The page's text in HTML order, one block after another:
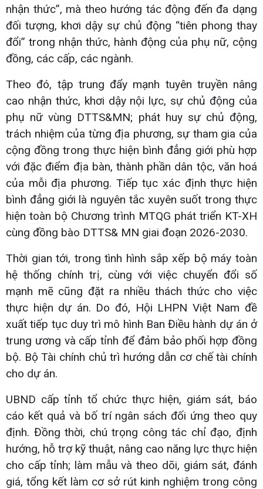
nhận thức”, mà theo hướng tác động đến đa dạng
đối tượng, khơi dậy sự chủ động “tiên phong thay
đổi” trong nhận thức, hành động của phụ nữ, cộng
đồng, các cấp, các ngành.
Theo đó, tập trung đẩy mạnh tuyên truyền nâng
cao nhận thức, khơi dậy nội lực, sự chủ động của
phụ nữ vùng DTTS&MN; phát huy sự chủ động,
trách nhiệm của từng địa phương, sự tham gia của
cộng đồng trong thực hiện bình đẳng giới phù hợp
với đặc điểm địa bàn, thành phần dân tộc, văn hoá
của mỗi địa phương. Tiếp tục xác định thực hiện
bình đẳng giới là nguyên tắc xuyên suốt trong thực
hiện toàn bộ Chương trình MTQG phát triển KT-XH
cùng đồng bào DTTS& MN giai đoạn 2026-2030.
Thời gian tới, trong tình hình sắp xếp bộ máy toàn
hệ thống chính trị, cùng với việc chuyển đổi số
mạnh mẽ cũng đặt ra nhiều thách thức cho việc
thực hiện dự án. Do đó, Hội LHPN Việt Nam đề
xuất tiếp tục duy trì mô hình Ban Điều hành dự án ở
trung ương và cấp tỉnh để đảm bảo phối hợp đồng
bộ. Bộ Tài chính chủ trì hướng dẫn cơ chế tài chính
cho dự án.
UBND cấp tỉnh tổ chức thực hiện, giám sát, báo
cáo kết quả và bố trí ngân sách đối ứng theo quy
định. Đồng thời, chú trọng công tác chỉ đạo, định
hướng, hỗ trợ kỹ thuật, nâng cao năng lực thực hiện
cho cấp tỉnh; làm mẫu và theo dõi, giám sát, đánh
giá, tổng kết làm cơ sở rút kinh nghiệm trong công